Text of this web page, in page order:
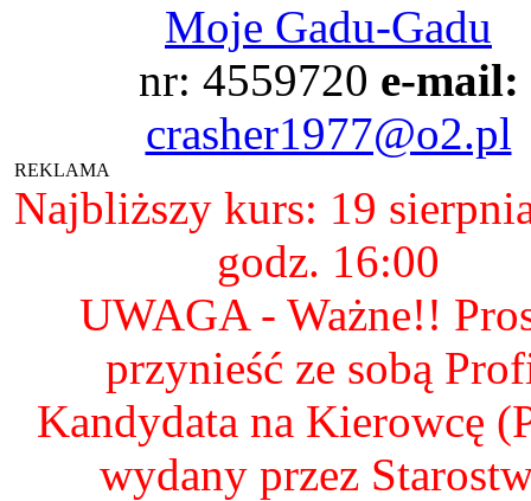
Moje Gadu-Gadu
nr: 4559720 e-mail:
crasher1977@o2.pl
REKLAMA
Najbliższy kurs: 19
godz. 16:00
UWAGA - Ważne!!
przynieść ze sobą
Kandydata na Kierowcę
wydany przez